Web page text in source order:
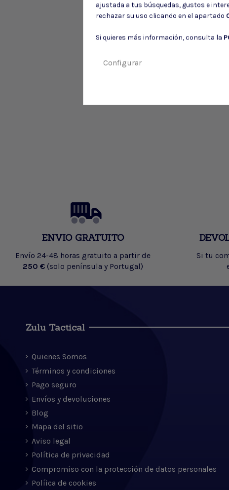
ENVIO GRATUITO
Envío 24-48 horas gratuito a partir de
250 € (solo península y Portugal)
Si tu
Zulu Tactical
Quienes Somos
Términos y condiciones
Pago seguro
Envíos y devoluciones
Blog
Mapa del sitio
Aviso legal
Política de privacidad
Compromiso con la protección de datos personales
Políica de cookies
ajustada a tus búsquedas, gustos e
rechazar su uso clicando en el apartado
Si quieres más información, consulta la
Configurar